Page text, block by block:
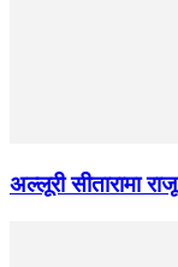
अल्लूरी सीतारामा राजू